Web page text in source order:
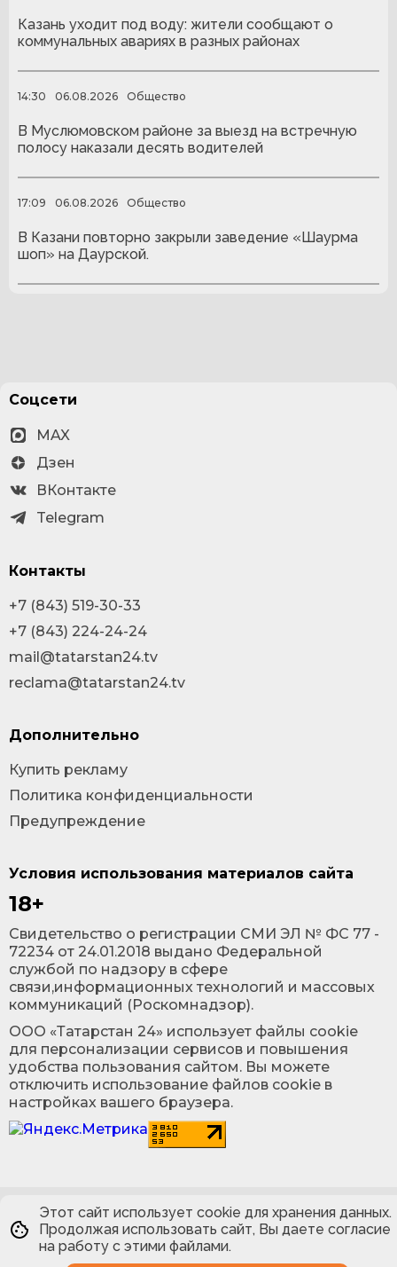
Казань уходит под воду: жители сообщают о
коммунальных авариях в разных районах
14:30 06.08.2026 Общество
В Муслюмовском районе за выезд на встречную
полосу наказали десять водителей
17:09 06.08.2026 Общество
В Казани повторно закрыли заведение «Шаурма
шоп» на Даурской.
Условия использования материалов сайта
18+
Cвидетельство о регистрации СМИ ЭЛ № ФС 77 -
72234 от 24.01.2018 выдано Федеральной
службой по надзору в сфере
связи,информационных технологий и массовых
коммуникаций (Роскомнадзор).
ООО «Татарстан 24» использует файлы cookie
для персонализации сервисов и повышения
удобства пользования сайтом. Вы можете
отключить использование файлов cookie в
настройках вашего браузера.
Соцсети
MAX
Дзен
ВКонтакте
Telegram
Контакты
+7 (843) 519-30-33
+7 (843) 224-24-24
mail@tatarstan24.tv
reclama@tatarstan24.tv
Дополнительно
Купить рекламу
Политика конфиденциальности
Предупреждение
Этот сайт использует cookie для хранения данных.
Продолжая использовать сайт, Вы даете согласие
на работу с этими файлами.